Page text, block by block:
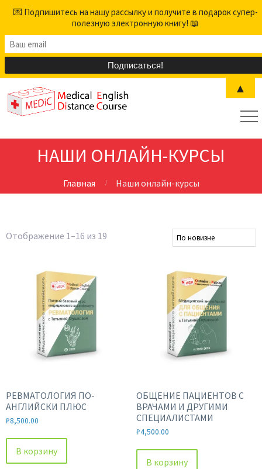
НАШИ ОНЛАЙН-КУРСЫ
Главная Наши онлайн-курсы
Отображение 1–16 из 19
РЕВМАТОЛОГИЯ ПО-
АНГЛИЙСКИ ПЛЮС
₽8,500.00
В корзину
ОБЩЕНИЕ ПАЦИЕНТОВ С
ВРАЧАМИ И ДРУГИМИ
СПЕЦИАЛИСТАМИ
₽4,500.00
В корзину
💌 Подпишитесь на нашу рассылку и получите в подарок супер-
полезную электронную книгу! 📖
▲